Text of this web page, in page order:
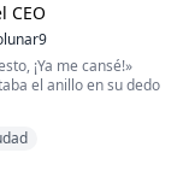
Dulce ...
CEO
¡Ya me cansé!»
el anillo en su dedo
creyendo lo peor de